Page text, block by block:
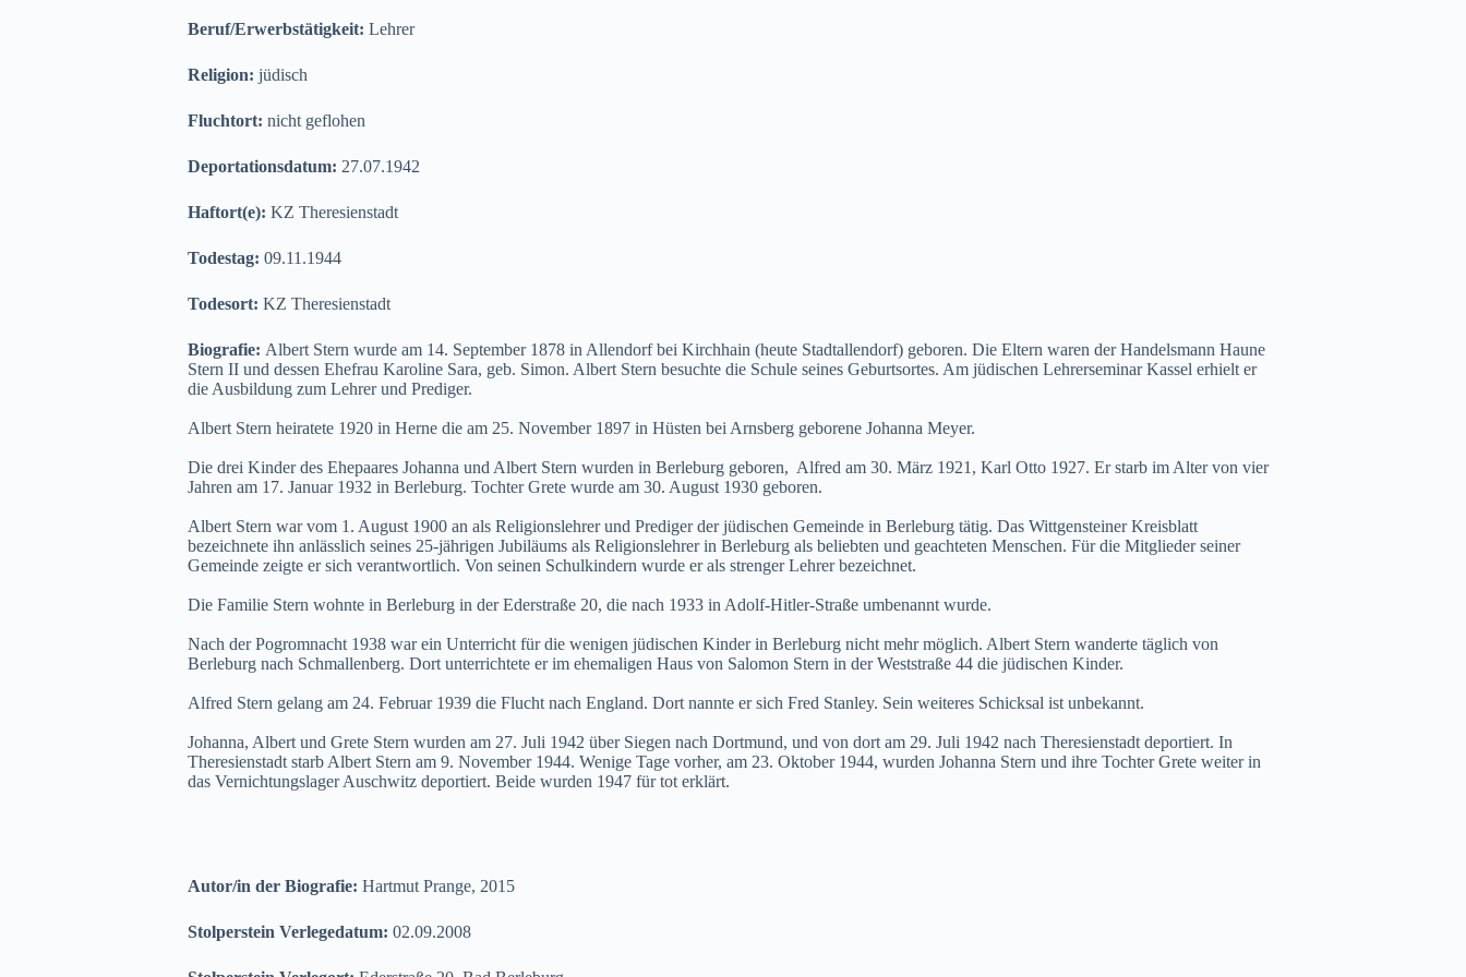
Beruf/Erwerbstätigkeit: Lehrer
Religion: jüdisch
Fluchtort: nicht geflohen
Deportationsdatum: 27.07.1942
Haftort(e): KZ Theresienstadt
Todestag: 09.11.1944
Todesort: KZ Theresienstadt
Biografie: Albert Stern wurde am 14. September 1878 in Allendorf bei Kirchhain (heute Stadtallendorf) geboren. Die Eltern waren der Handelsmann Haune
Stern II und dessen Ehefrau Karoline Sara, geb. Simon. Albert Stern besuchte die Schule seines Geburtsortes. Am jüdischen Lehrerseminar Kassel erhielt er
die Ausbildung zum Lehrer und Prediger.
Albert Stern heiratete 1920 in Herne die am 25. November 1897 in Hüsten bei Arnsberg geborene Johanna Meyer.
Die drei Kinder des Ehepaares Johanna und Albert Stern wurden in Berleburg geboren, Alfred am 30. März 1921, Karl Otto 1927. Er starb im Alter von vier
Jahren am 17. Januar 1932 in Berleburg. Tochter Grete wurde am 30. August 1930 geboren.
Albert Stern war vom 1. August 1900 an als Religionslehrer und Prediger der jüdischen Gemeinde in Berleburg tätig. Das Wittgensteiner Kreisblatt
bezeichnete ihn anlässlich seines 25-jährigen Jubiläums als Religionslehrer in Berleburg als beliebten und geachteten Menschen. Für die Mitglieder seiner
Gemeinde zeigte er sich verantwortlich. Von seinen Schulkindern wurde er als strenger Lehrer bezeichnet.
Die Familie Stern wohnte in Berleburg in der Ederstraße 20, die nach 1933 in Adolf-Hitler-Straße umbenannt wurde.
Nach der Pogromnacht 1938 war ein Unterricht für die wenigen jüdischen Kinder in Berleburg nicht mehr möglich. Albert Stern wanderte täglich von
Berleburg nach Schmallenberg. Dort unterrichtete er im ehemaligen Haus von Salomon Stern in der Weststraße 44 die jüdischen Kinder.
Alfred Stern gelang am 24. Februar 1939 die Flucht nach England. Dort nannte er sich Fred Stanley. Sein weiteres Schicksal ist unbekannt.
Johanna, Albert und Grete Stern wurden am 27. Juli 1942 über Siegen nach Dortmund, und von dort am 29. Juli 1942 nach Theresienstadt deportiert. In
Theresienstadt starb Albert Stern am 9. November 1944. Wenige Tage vorher, am 23. Oktober 1944, wurden Johanna Stern und ihre Tochter Grete weiter in
das Vernichtungslager Auschwitz deportiert. Beide wurden 1947 für tot erklärt.
Autor/in der Biografie: Hartmut Prange, 2015
Stolperstein Verlegedatum: 02.09.2008